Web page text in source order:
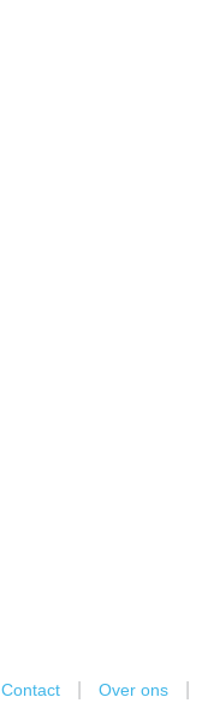
Contact Over ons